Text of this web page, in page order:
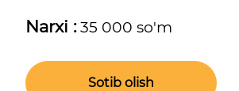
Narxi :35 000 so'm
Sotib olish